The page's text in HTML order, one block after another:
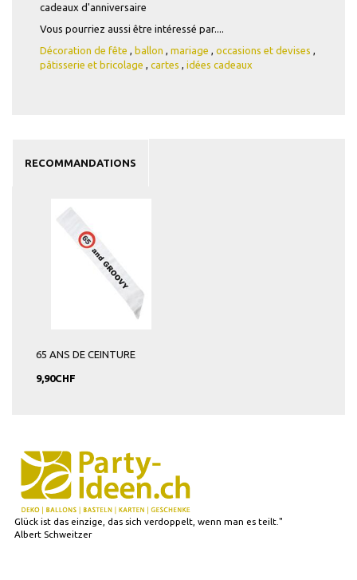
cadeaux d'anniversaire
Vous pourriez aussi être intéressé par....
Décoration de fête , ballon , mariage , occasions et devises ,
pâtisserie et bricolage , cartes , idées cadeaux
RECOMMANDATIONS
65 ANS DE CEINTURE
9,90CHF
Glück ist das einzige, das sich verdoppelt, wenn man es teilt."
Albert Schweitzer